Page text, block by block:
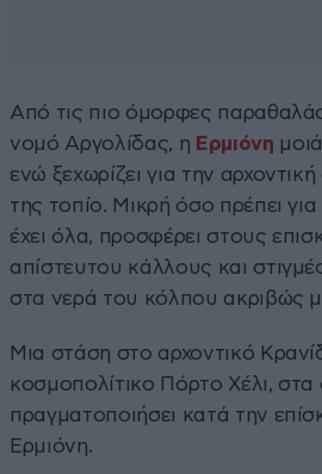
Από τις πιο όμορφες
νομό Αργολίδας, η Ερμιόνη
ενώ ξεχωρίζει για την
της τοπίο. Μικρή όσο πρέπει
έχει όλα, προσφέρει στους
απίστευτου κάλλους και
στα νερά του κόλπου ακριβώς
Μια στάση στο αρχοντικό
κοσμοπολίτικο Πόρτο Χέλι, στα
πραγματοποιήσει κατά την
Ερμιόνη.